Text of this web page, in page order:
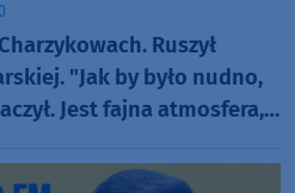
Ruszył
"Jak by było nudno,
Jest fajna atmosfera,